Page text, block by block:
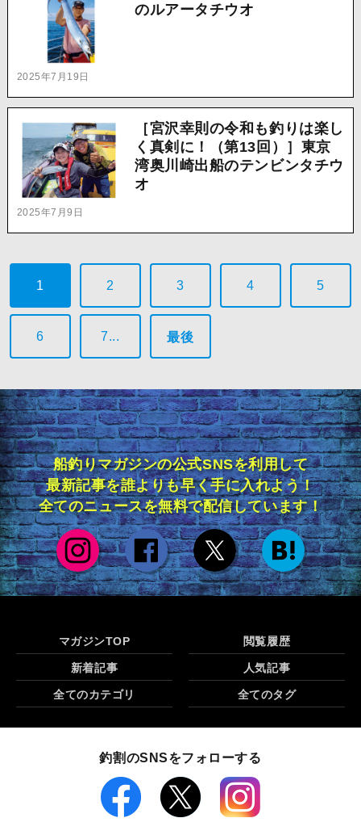
2025年7月19日
のルアータチウオ
2025年7月9日
［宮沢幸則の令和も釣りは楽し
く真剣に！（第13回）］東京
湾奥川崎出船のテンビンタチウ
オ
1 2 3 4 5
6 7... 最後
船釣りマガジンの公式SNSを利用して
最新記事を誰よりも早く手に入れよう！
全てのニュースを無料で配信しています！
マガジンTOP 閲覧履歴
新着記事 人気記事
全てのカテゴリ 全てのタグ
釣割のSNSをフォローする